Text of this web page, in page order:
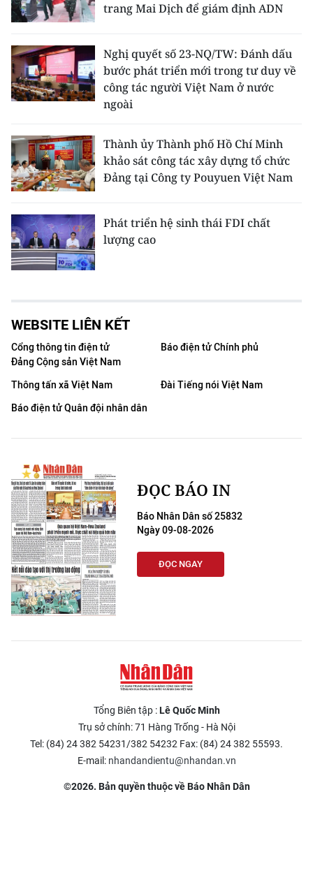
trang Mai Dịch để giám định ADN
Nghị quyết số 23-NQ/TW: Đánh dấu
bước phát triển mới trong tư duy về
công tác người Việt Nam ở nước
ngoài
Thành ủy Thành phố Hồ Chí Minh
khảo sát công tác xây dựng tổ chức
Đảng tại Công ty Pouyuen Việt Nam
Phát triển hệ sinh thái FDI chất
lượng cao
WEBSITE LIÊN KẾT
Cổng thông tin điện tử
Đảng Cộng sản Việt Nam
Báo điện tử Chính phủ
Thông tấn xã Việt Nam
Đài Tiếng nói Việt Nam
Báo điện tử Quân đội nhân dân
ĐỌC BÁO IN
Báo Nhân Dân số 25832
Ngày 09-08-2026
ĐỌC NGAY
Tổng Biên tập :Lê Quốc Minh
Trụ sở chính: 71 Hàng Trống - Hà Nội
Tel: (84) 24 382 54231/382 54232 Fax: (84) 24 382 55593.
E-mail: nhandandientu@nhandan.vn
©2026. Bản quyền thuộc về Báo Nhân Dân